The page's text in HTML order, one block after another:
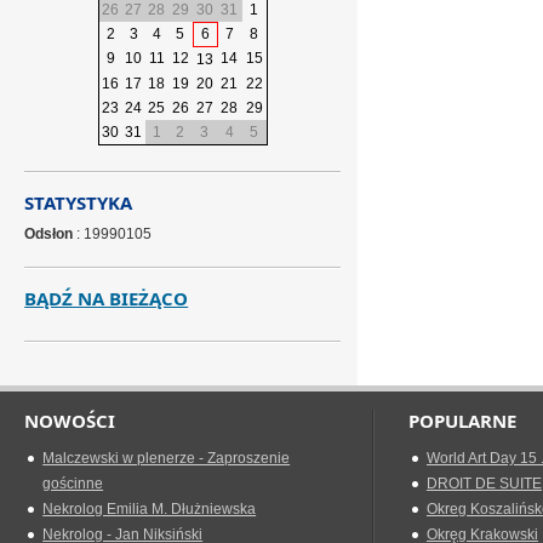
26 27 28 29 30 31
1
2
3 4 5 6 7
8
9
10 11 12 13 14 15
16 17 18 19 20 21 22
23 24 25 26 27 28 29
30 31 1 2 3 4 5
STATYSTYKA
Odsłon : 19990105
BĄDŹ NA BIEŻĄCO
NOWOŚCI
Malczewski w plenerze - Zaproszenie
gościnne
Nekrolog Emilia M. Dłużniewska
Nekrolog - Jan Niksiński
POPULARNE
World Art Day 15
DROIT DE SUITE
Okreg
Okręg Krakowski